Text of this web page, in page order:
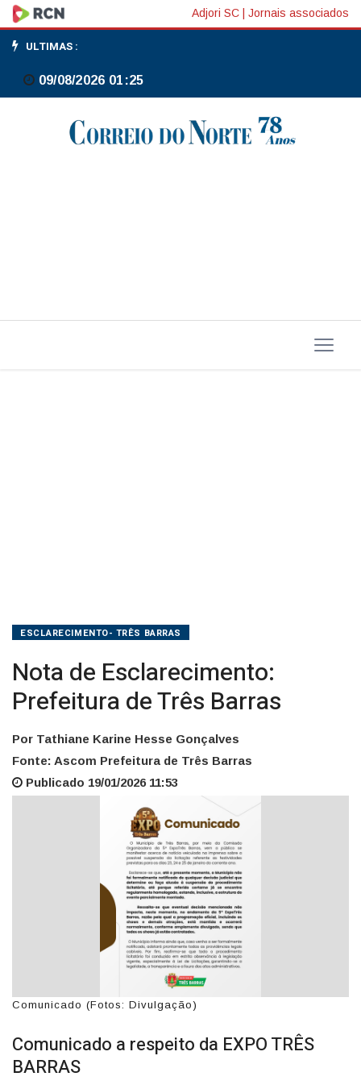
Nota
de
Esclarecimento:
Prefeitura
Adjori SC Jornais associados
ULTIMAS :
09/08/2026 01:25
ESCLARECIMENTO- TRÊS BARRAS
Nota de Esclarecimento:
Prefeitura de Três Barras
Por Tathiane Karine Hesse Gonçalves
Fonte: Ascom Prefeitura de Três Barras
Publicado 19/01/2026 11:53
Comunicado (Fotos: Divulgação)
Comunicado a respeito da EXPO TRÊS
BARRAS